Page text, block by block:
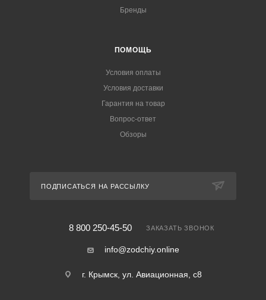
Бренды
ПОМОЩЬ
Условия оплаты
Условия доставки
Гарантия на товар
Вопрос-ответ
Обзоры
ПОДПИСАТЬСЯ НА РАССЫЛКУ
8 800 250-45-50 ЗАКАЗАТЬ ЗВОНОК
info@zodchiy.online
г. Крымск, ул. Авиационная, с8